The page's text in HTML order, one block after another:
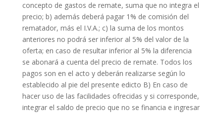
concepto de gastos de remate, suma que no integra el
precio; b) además deberá pagar 1% de comisión del
rematador, más el I.V.A.; c) la suma de los montos
anteriores no podrá ser inferior al 5% del valor de la
oferta; en caso de resultar inferior al 5% la diferencia
se abonará a cuenta del precio de remate. Todos los
pagos son en el acto y deberán realizarse según lo
establecido al pie del presente edicto B) En caso de
hacer uso de las facilidades ofrecidas y si corresponde,
integrar el saldo de precio que no se financia e ingresar